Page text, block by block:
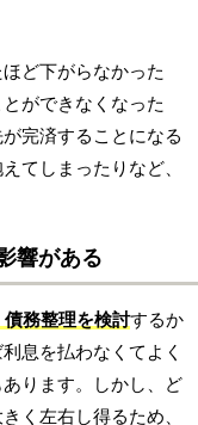
ど下がらなかった
ができなくなった
完済することになる
てしまったりなど、
響がある
務整理を検討するか
息を払わなくてよく
ります。しかし、ど
く左右し得るため、